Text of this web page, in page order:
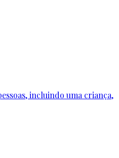
incluindo uma criança,